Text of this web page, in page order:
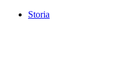
Storia